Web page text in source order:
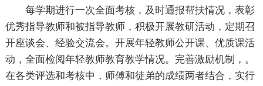
每学期进行一次全面考核，及时通报帮扶情况，表彰
优秀指导教师和被指导教师，积极开展教研活动，定期召
开座谈会、经验交流会。开展年轻教师公开课、优质课活
动，全面检阅年轻教师教育教学情况。完善激励机制，。
在各类评选和考核中，师傅和徒弟的成绩两者结合，实行